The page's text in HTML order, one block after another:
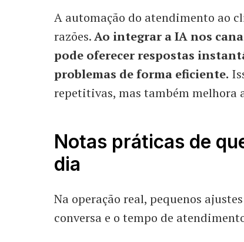
A automação do atendimento ao
razões.Ao integrar a IA nos
pode oferecer respostas
problemas de forma eficiente.
repetitivas, mas também melhora
Notas práticas de
dia
Na operação real, pequenos
conversa e o tempo de